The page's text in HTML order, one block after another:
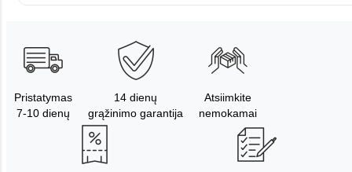
Pristatymas
7-10 dienų
14 dienų
grąžinimo garantija
Atsiimkite
nemokamai